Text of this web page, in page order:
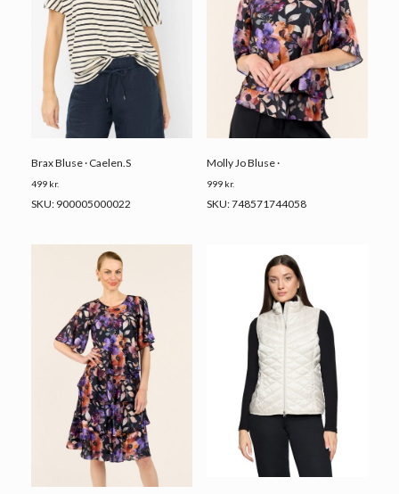
Brax Bluse · Caelen.S
499 kr.
SKU: 900005000022
Molly Jo Bluse ·
999 kr.
SKU: 748571744058